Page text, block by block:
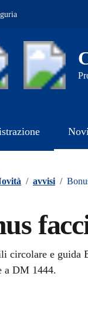
/ avvisi /
circolare e guida
a DM 1444.